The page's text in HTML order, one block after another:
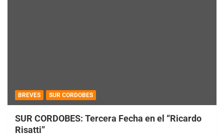
BREVES SUR CORDOBES
SUR CORDOBES: Tercera Fecha en el “Ricardo
Risatti”